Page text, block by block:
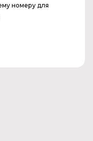
номеру для